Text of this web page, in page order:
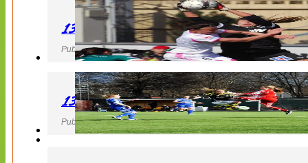
130427 IF Limhamn Bunkeflo – QBIK
Publicerad 27 April 2013, 21:10
130427 LdB FC Malmö – Mallbackens IF
Publicerad 27 April 2013, 20:54